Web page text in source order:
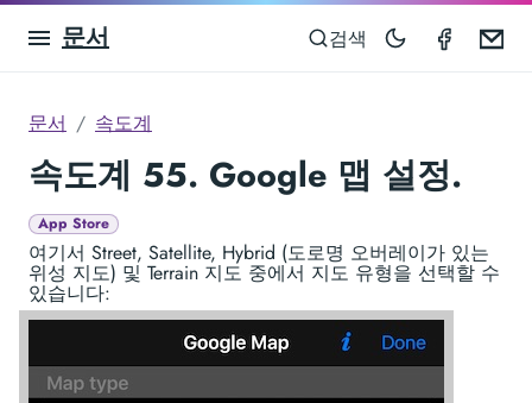
문서 검색
문서 속도계
속도계 55. Google 맵 설정.
App Store
여기서 Street, Satellite, Hybrid (도로명 오버레이가 있는
위성 지도) 및 Terrain 지도 중에서 지도 유형을 선택할 수
있습니다: